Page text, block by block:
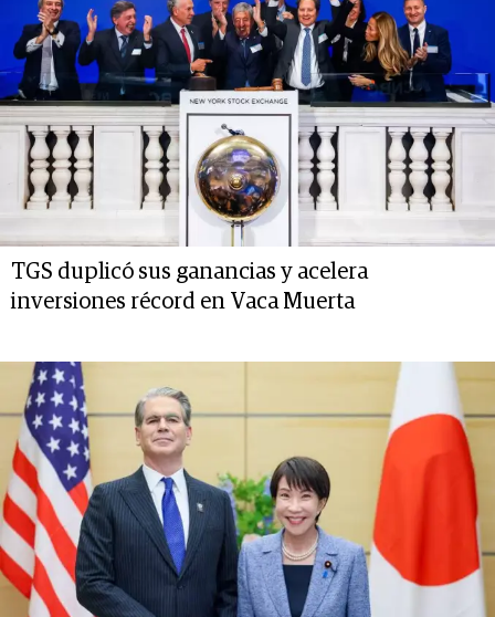
TGS duplicó sus ganancias y acelera
inversiones récord en Vaca Muerta